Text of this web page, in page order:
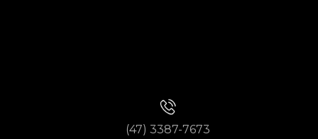
(47) 3387-7673